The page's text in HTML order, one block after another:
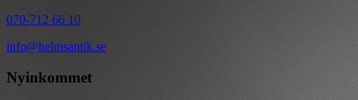
070-712 66 10
info@helmsantik.se
Nyinkommet